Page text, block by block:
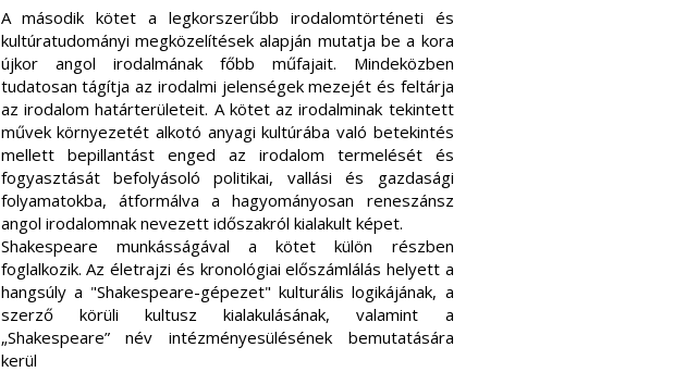
A második kötet a legkorszerűbb irodalomtörténeti és
kultúratudományi megközelítések alapján mutatja be a kora
újkor angol irodalmának főbb műfajait. Mindeközben
tudatosan tágítja az irodalmi jelenségek mezejét és feltárja
az irodalom határterületeit. A kötet az irodalminak tekintett
művek környezetét alkotó anyagi kultúrába való betekintés
mellett bepillantást enged az irodalom termelését és
fogyasztását befolyásoló politikai, vallási és gazdasági
folyamatokba, átformálva a hagyományosan reneszánsz
angol irodalomnak nevezett időszakról kialakult képet.
Shakespeare munkásságával a kötet külön részben
foglalkozik. Az életrajzi és kronológiai előszámlálás helyett a
hangsúly a "Shakespeare-gépezet" kulturális logikájának, a
szerző körüli kultusz kialakulásának, valamint a
„Shakespeare” név intézményesülésének bemutatására
kerül